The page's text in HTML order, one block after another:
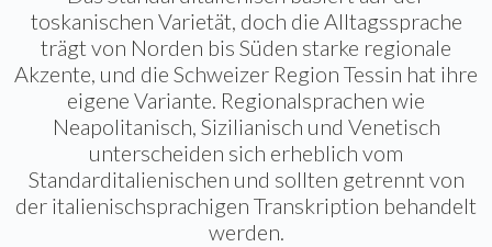
toskanischen Varietät, doch die Alltagssprache
trägt von Norden bis Süden starke regionale
Akzente, und die Schweizer Region Tessin hat ihre
eigene Variante. Regionalsprachen wie
Neapolitanisch, Sizilianisch und Venetisch
unterscheiden sich erheblich vom
Standarditalienischen und sollten getrennt von
der italienischsprachigen Transkription behandelt
werden.